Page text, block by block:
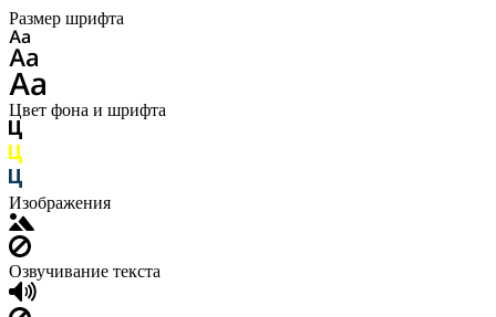
Размер шрифта
Цвет фона и шрифта
Изображения
Озвучивание текста